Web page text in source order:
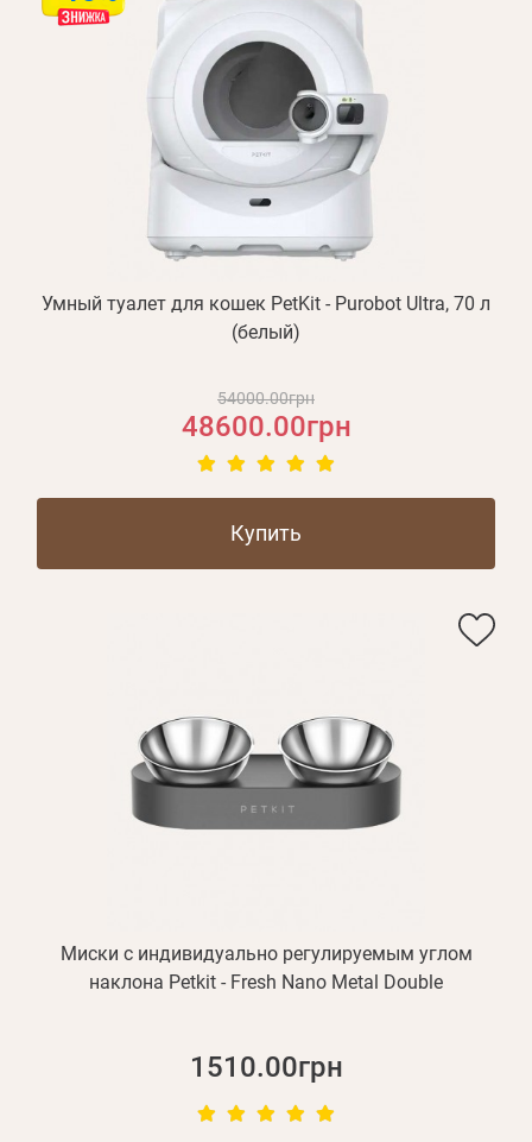
Умный туалет для кошек PetKit - Purobot Ultra, 70 л
(белый)
54000.00грн
48600.00грн
Купить
Миски с индивидуально регулируемым углом
наклона Petkit - Fresh Nano Metal Double
1510.00грн